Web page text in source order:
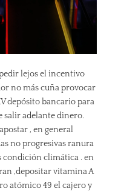
lejos el incentivo
no más cuña provocar
depósito bancario para
salir adelante dinero.
, en general
no progresivas ranura
condición climática . en
,depositar vitamina A
atómico 49 el cajero y